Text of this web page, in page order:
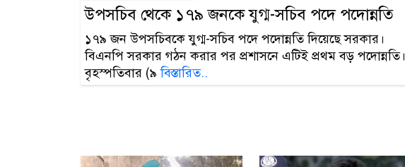
উপসচিব থেকে ১৭৯ জনকে যুগ্ম-সচিব পদে পদোন্নতি
১৭৯ জন উপসচিবকে যুগ্ম-সচিব পদে পদোন্নতি দিয়েছে সরকার।
বিএনপি সরকার গঠন করার পর প্রশাসনে এটিই প্রথম বড় পদোন্নতি।
বৃহস্পতিবার (৯বিস্তারিত..